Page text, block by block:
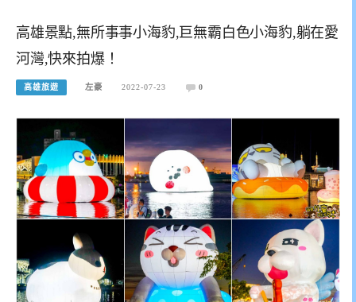
高雄景點,無所事事小海豹,巨無霸白色小海豹,躺在愛
河灣,快來拍爆！
高雄旅遊 左豪 2022-07-23 0